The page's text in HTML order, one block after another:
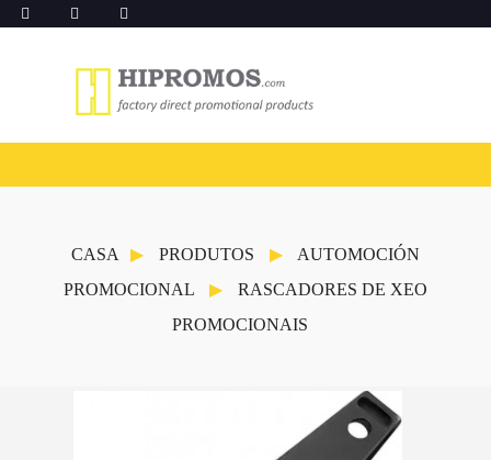
CASA PRODUTOS
AUTOMOCIÓN
PROMOCIONAL
RASCADORES DE XEO
PROMOCIONAIS